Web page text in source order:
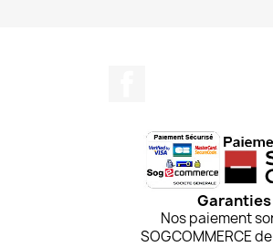
Nos paiement
SOGCOMMERCE